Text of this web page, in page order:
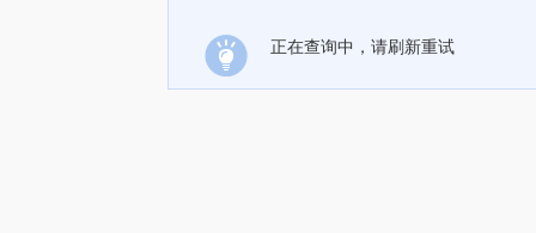
正在查询中，请刷新重试